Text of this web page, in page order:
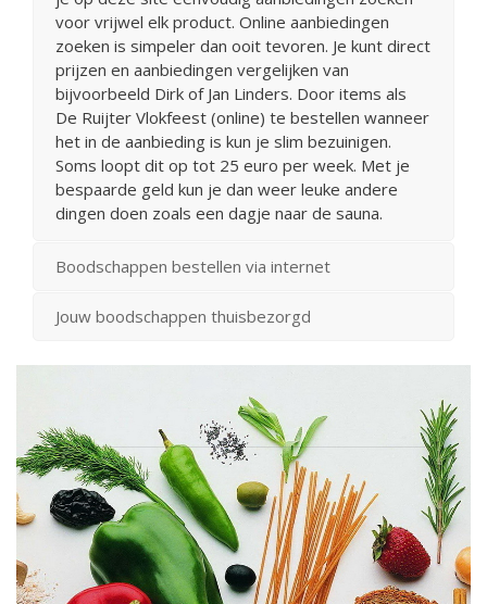
voor vrijwel elk product. Online aanbiedingen
zoeken is simpeler dan ooit tevoren. Je kunt direct
prijzen en aanbiedingen vergelijken van
bijvoorbeeld Dirk of Jan Linders. Door items als
De Ruijter Vlokfeest (online) te bestellen wanneer
het in de aanbieding is kun je slim bezuinigen.
Soms loopt dit op tot 25 euro per week. Met je
bespaarde geld kun je dan weer leuke andere
dingen doen zoals een dagje naar de sauna.
Boodschappen bestellen via internet
Jouw boodschappen thuisbezorgd